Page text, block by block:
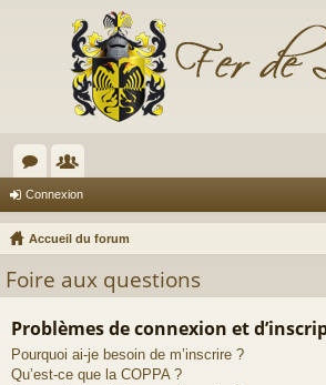
or
u
s
e
m
es
Connexion
Accueil du forum
Foire aux questions
Problèmes de connexion et
Pourquoi ai-je besoin de m’inscrire ?
Qu’est-ce que la COPPA ?